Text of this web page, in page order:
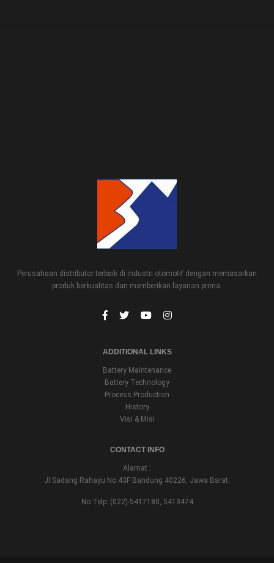
Perusahaan distributor terbaik di industri otomotif dengan memasarkan
produk berkualitas dan memberikan layanan prima.
ADDITIONAL LINKS
Battery Maintenance
Battery Technology
Process Production
History
Visi & Misi
CONTACT INFO
Alamat :
Jl.Sadang Rahayu No.43F Bandung 40226, Jawa Barat.
No Telp: (022)-5417180, 5413474